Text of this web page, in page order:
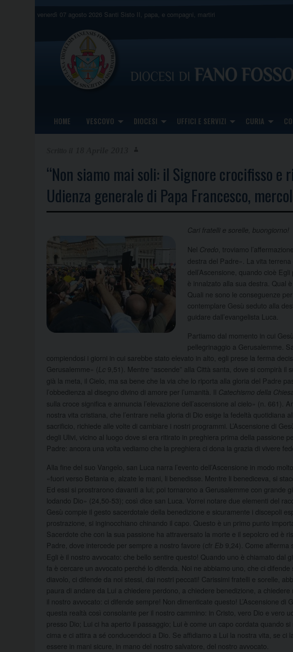
venerdì 07 agosto 2026 Santi Sisto II, papa, e compagni, martiri
HOME VESCOVO DIOCESI UFFICI E SERVIZI CURIA
“Non siamo mai soli: il Signore crocifisso e
Udienza generale di Papa Francesco,
Cari fratelli e sorelle, buongiorno!
Nel Credo , troviamo
destra del Padre». La vita
dell’Ascensione, quando cioè Egli
è innalzato alla sua destra. Qual
Quali ne sono le conseguenze
contemplare Gesù seduto alla
guidare dall’evangelista Luca.
Partiamo dal momento in cui
pellegrinaggio a Gerusalemme.
compiendosi i giorni in cui sarebbe stato elevato in alto, egli prese la ferma
Gerusalemme» (Lc 9,51). Mentre “ascende” alla Città santa, dove si compirà il
già la meta, il Cielo, ma sa bene che la via che lo riporta alla gloria del Padre
l’obbedienza al disegno divino di amore per l’umanità. Il Catechismo della
sulla croce significa e annuncia l’elevazione dell’ascensione al cielo» (n. 661).
nostra vita cristiana, che l’entrare nella gloria di Dio esige la fedeltà quotidiana
sacrificio, richiede alle volte di cambiare i nostri programmi. L’Ascensione di
degli Ulivi, vicino al luogo dove si era ritirato in preghiera prima della passione
Padre: ancora una volta vediamo che la preghiera ci dona la grazia di vivere
Alla fine del suo Vangelo, san Luca narra l’evento dell’Ascensione in modo
«fuori verso Betania e, alzate le mani, li benedisse. Mentre li benediceva, si
Ed essi si prostrarono davanti a lui; poi tornarono a Gerusalemme con grande
lodando Dio» (24,50-53); così dice san Luca. Vorrei notare due elementi del
Gesù compie il gesto sacerdotale della benedizione e sicuramente i discepoli
prostrazione, si inginocchiano chinando il capo. Questo è un primo punto
Sacerdote che con la sua passione ha attraversato la morte e il sepolcro ed è
Padre, dove intercede per sempre a nostro favore (cfr Eb 9,24). Come afferma
Egli è il nostro avvocato: che bello sentire questo! Quando uno è chiamato dal
fa è cercare un avvocato perché lo difenda. Noi ne abbiamo uno, che ci
diavolo, ci difende da noi stessi, dai nostri peccati! Carissimi fratelli e sorelle,
paura di andare da Lui a chiedere perdono, a chiedere benedizione, a
il nostro avvocato: ci difende sempre! Non dimenticate questo! L’Ascensione di
questa realtà così consolante per il nostro cammino: in Cristo, vero Dio e vero
presso Dio; Lui ci ha aperto il passaggio; Lui è come un capo cordata quando
cima e ci attira a sé conducendoci a Dio. Se affidiamo a Lui la nostra vita, se ci
essere in mani sicure, in mano del nostro salvatore, del nostro avvocato.